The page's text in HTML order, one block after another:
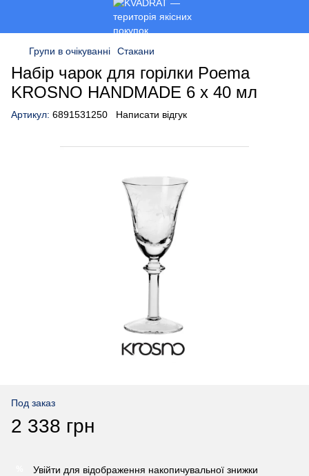
Групи в очікуванні Стакани
Набір чарок для горілки Poema
KROSNO HANDMADE 6 x 40 мл
Артикул: 6891531250 Написати відгук
Под заказ
2 338 грн
Увійти для відображення накопичувальної знижки